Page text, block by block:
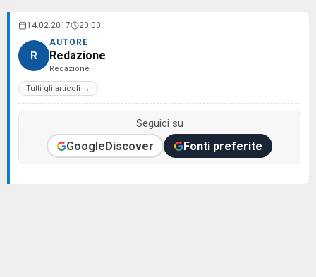
14.02.2017 20:00
R
AUTORE
Redazione
Redazione
Tutti gli articoli →
Seguici su
GoogleDiscover Fonti preferite